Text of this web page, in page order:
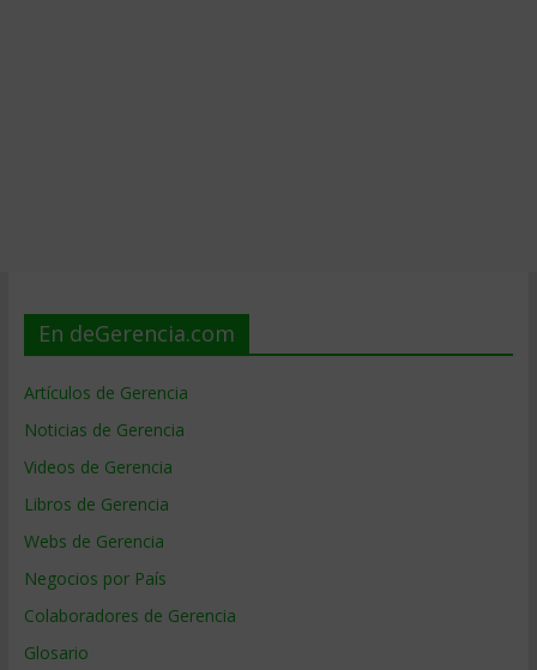
En deGerencia.com
Artículos de Gerencia
Noticias de Gerencia
Videos de Gerencia
Libros de Gerencia
Webs de Gerencia
Negocios por País
Colaboradores de Gerencia
Glosario